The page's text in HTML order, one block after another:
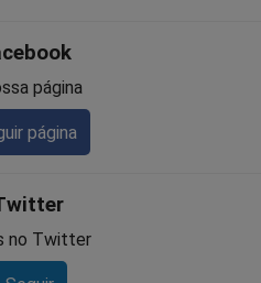
página
página
no Twitter